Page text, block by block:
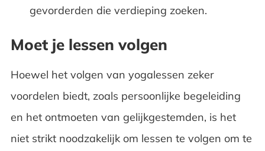
gevorderden die verdieping zoeken.
Moet je lessen volgen
Hoewel het volgen van yogalessen zeker
voordelen biedt, zoals persoonlijke begeleiding
en het ontmoeten van gelijkgestemden, is het
niet strikt noodzakelijk om lessen te volgen om te